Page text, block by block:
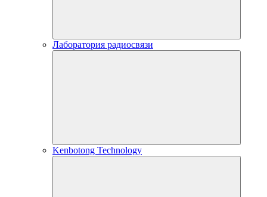
Лаборатория радиосвязи
Kenbotong Technology